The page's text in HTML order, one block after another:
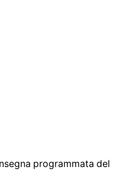
programmata del